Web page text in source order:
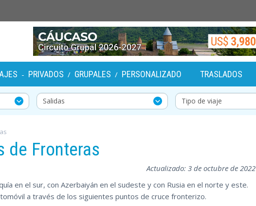
- PRIVADOS / GRUPALES / PERSONALIZADO TRASLADOS
de Fronteras
Actualizado: 3 de octubre de 2022
en el sur, con Azerbaiyán en el sudeste y con Rusia en el norte y este.
a través de los siguientes puntos de cruce fronterizo.